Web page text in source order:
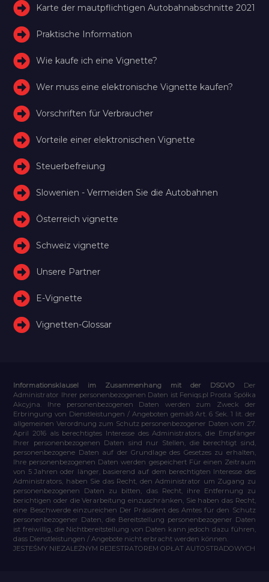
Karte der mautpflichtigen Autobahnabschnitte 2021
Praktische Information
Wie kaufe ich eine Vignette?
Wer muss eine elektronische Vignette kaufen?
Vorschriften für Verbraucher
Vorteile einer elektronischen Vignette
Steuerbefreiung
Slowenien - Vermeiden Sie die Autobahnen
Österreich vignette
Schweiz vignette
Unsere Partner
E-Vignette
Vignetten-Glossar
Informationsklausel im Zusammenhang mit der DSGVO
Der
Administrator Ihrer personenbezogenen Daten ist Feniqs.pl Prosta Spółka
Akcyjna. Ihre personenbezogenen Daten werden zum Zweck der
Erbringung von Dienstleistungen / Angeboten gemäß Art. 6 Sek. 1 lit. der
allgemeinen Verordnung zum Schutz personenbezogener Daten vom 27.
April 2016 als berechtigtes Interesse des Administrators, die Empfänger
Ihrer personenbezogenen Daten sind nur Stellen, die berechtigt sind,
personenbezogene Daten auf der Grundlage des Gesetzes zu erhalten,
Ihre personenbezogenen Daten werden gespeichert Für einen Zeitraum
von 5 Jahren oder länger, basierend auf dem berechtigten Interesse des
Administrators, haben Sie das Recht, den Administrator um Zugang zu
personenbezogenen Daten zu bitten, das Recht, ihre Entfernung zu
berichtigen oder die Verarbeitung einzuschränken, Sie haben das Recht,
eine Beschwerde einzureichen Der Präsident des Amtes für den Schutz
personenbezogener Daten, die Bereitstellung personenbezogener Daten
ist freiwillig, die Nichtbereitstellung von Daten kann jedoch dazu führen,
dass Dienstleistungen / Angebote nicht erbracht werden können.
JESTEŚMY NIEZALEŻNYM REJESTRATOREM OPŁAT AUTOSTRADOWYCH